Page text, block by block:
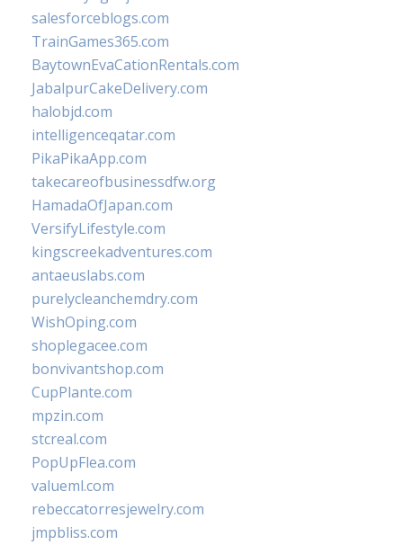
salesforceblogs.com
TrainGames365.com
BaytownEvaCationRentals.com
JabalpurCakeDelivery.com
halobjd.com
intelligenceqatar.com
PikaPikaApp.com
takecareofbusinessdfw.org
HamadaOfJapan.com
VersifyLifestyle.com
kingscreekadventures.com
antaeuslabs.com
purelycleanchemdry.com
WishOping.com
shoplegacee.com
bonvivantshop.com
CupPlante.com
mpzin.com
stcreal.com
PopUpFlea.com
valueml.com
rebeccatorresjewelry.com
jmpbliss.com